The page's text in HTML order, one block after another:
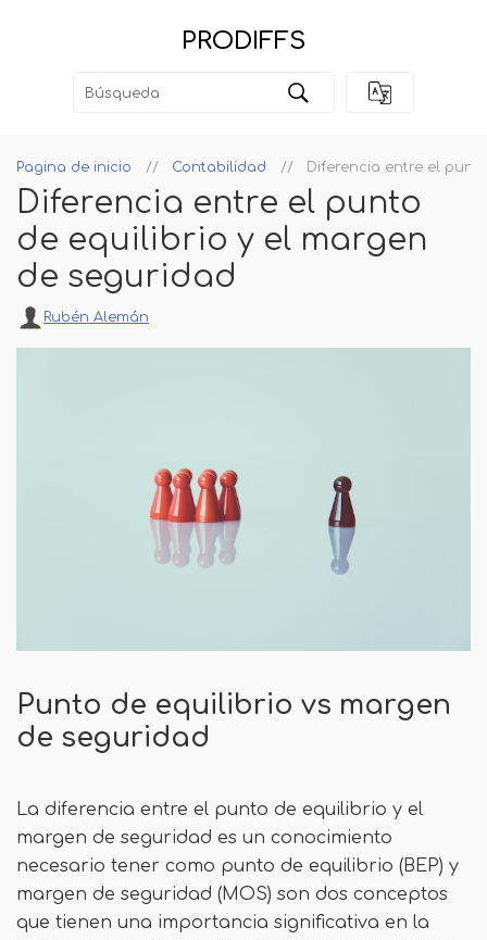
PRODIFFS
Pagina de inicio Contabilidad Diferencia entre el
Diferencia entre el punto
de equilibrio y el margen
de seguridad
Rubén Alemán
Punto de equilibrio vs margen
de seguridad
La diferencia entre el punto de equilibrio y el
margen de seguridad es un conocimiento
necesario tener como punto de equilibrio (BEP) y
margen de seguridad (MOS) son dos conceptos
que tienen una importancia significativa en la